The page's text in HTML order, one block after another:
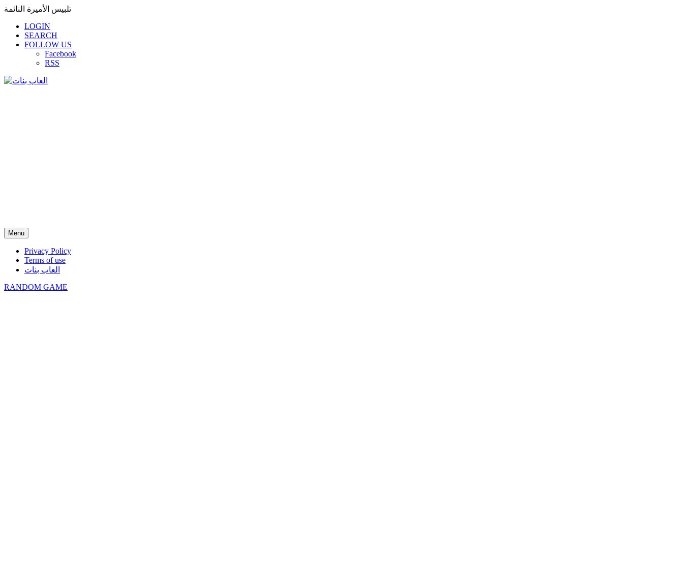
تلبيس الأميرة النائمة
LOGIN
SEARCH
FOLLOW US
Facebook
RSS
Menu
Privacy Policy
Terms of use
العاب بنات
RANDOM GAME